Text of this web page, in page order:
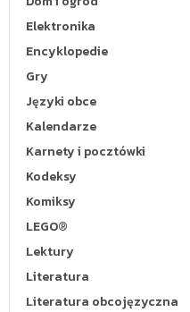
Elektronika
Encyklopedie
Gry
Języki obce
Kalendarze
Karnety i pocztówki
Kodeksy
Komiksy
LEGO®
Lektury
Literatura
Literatura obcojęzyczna